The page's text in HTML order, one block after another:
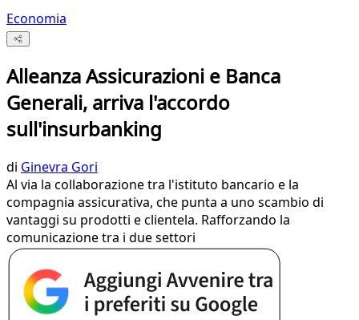
Economia
Alleanza Assicurazioni e Banca
Generali, arriva l'accordo
sull'insurbanking
di Ginevra Gori
Al via la collaborazione tra l'istituto bancario e la
compagnia assicurativa, che punta a uno scambio di
vantaggi su prodotti e clientela. Rafforzando la
comunicazione tra i due settori